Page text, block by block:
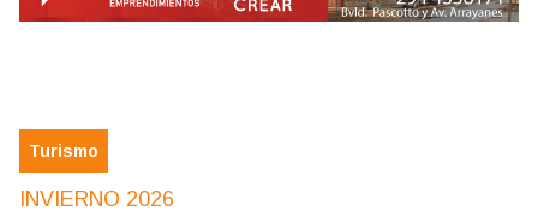
Turismo
INVIERNO 2026